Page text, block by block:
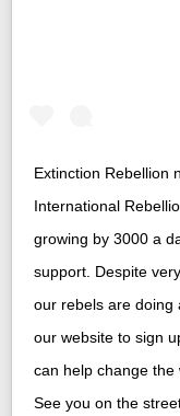
Extinction Rebellion
International
growing by 3000 a
support. Despite
our rebels are doing
our website to sign
can help change the
See you on the